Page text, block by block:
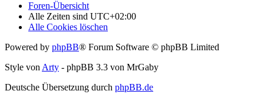
Foren-Übersicht
Alle Zeiten sind UTC+02:00
Alle Cookies löschen
Powered by phpBB® Forum Software © phpBB Limited
Style vonArty - phpBB 3.3 von MrGaby
Deutsche Übersetzung durch phpBB.de